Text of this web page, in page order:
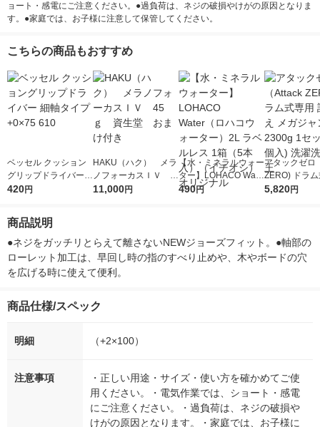
ョート・感電にご注意ください。●過負荷は、ネジの破損やけがの原因となりま
す。●家庭では、お子様に注意して保管してください。
こちらの商品もおすすめ
ベッセル クッション
グリップドライバー
細軸タイプ +0×75 61
420円
HAKU（ハク） メラ
ノフォーカスＩＶ 4
5ｇ 資生堂 おまけ
11,000円
【水・ミネラルウォー
ター】LOHACO Wate
r（ロハコウォータ
490円
アタックゼロ
ZERO) ドラ
詰め替え メガ
5,820円
商品説明
●ネジをガッチリとらえて離さないNEWジョーズフィット。●軸部の
ローレット加工は、早回し時の指のすべり止めや、木やボードの穴
を広げる時に使えて便利。
商品仕様/スペック
明細 （+2×100）
注意事項
・正しい用途・サイズ・使い方を確かめてご使
用ください。・電気作業では、ショート・感電
にご注意ください。・過負荷は、ネジの破損や
けがの原因となります。・家庭では、お子様に